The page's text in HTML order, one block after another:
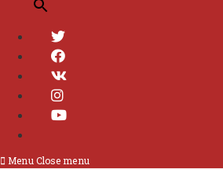
Menu Close menu